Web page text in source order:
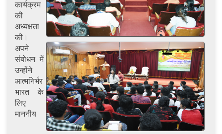
कार्यक्रम
की
अध्यक्षता
की।
अपने
संबोधन में
उन्होंने
आत्मनिर्भर
भारत के
लिए
माननीय